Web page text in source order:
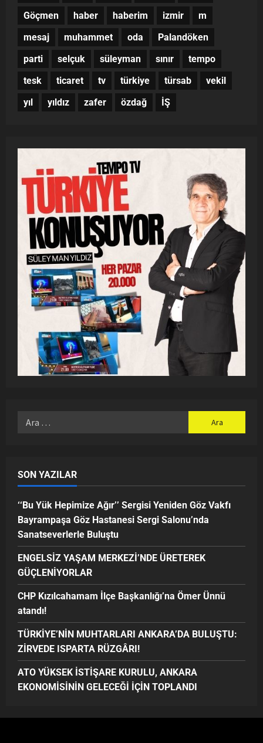
Göçmen
haber haberim izmir
m
mesaj
muhammet oda
Palandöken
parti
selçuk süleyman sınır
tempo
tesk
ticaret tv türkiye türsab
vekil
yıl
yıldız zafer özdağ İŞ
SON YAZILAR
‘‘Bu Yük Hepimize Ağır’’ Sergisi Yeniden Göz Vakfı
Bayrampaşa Göz Hastanesi Sergi Salonu’nda
Sanatseverlerle Buluştu
ENGELSİZ YAŞAM MERKEZİ’NDE ÜRETEREK
GÜÇLENİYORLAR
CHP Kızılcahamam İlçe Başkanlığı’na Ömer Ünnü
atandı!
TÜRKİYE’NİN MUHTARLARI ANKARA’DA BULUŞTU:
ZİRVEDE ISPARTA RÜZGÂRI!
ATO YÜKSEK İSTİŞARE KURULU, ANKARA
EKONOMİSİNİN GELECEĞİ İÇİN TOPLANDI